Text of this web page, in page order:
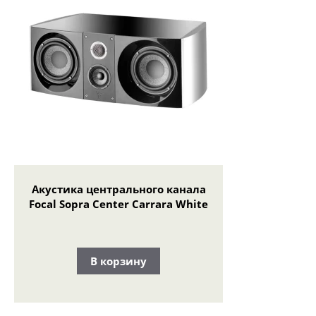
Акустика центрального канала
Focal Sopra Center Carrara White
В корзину